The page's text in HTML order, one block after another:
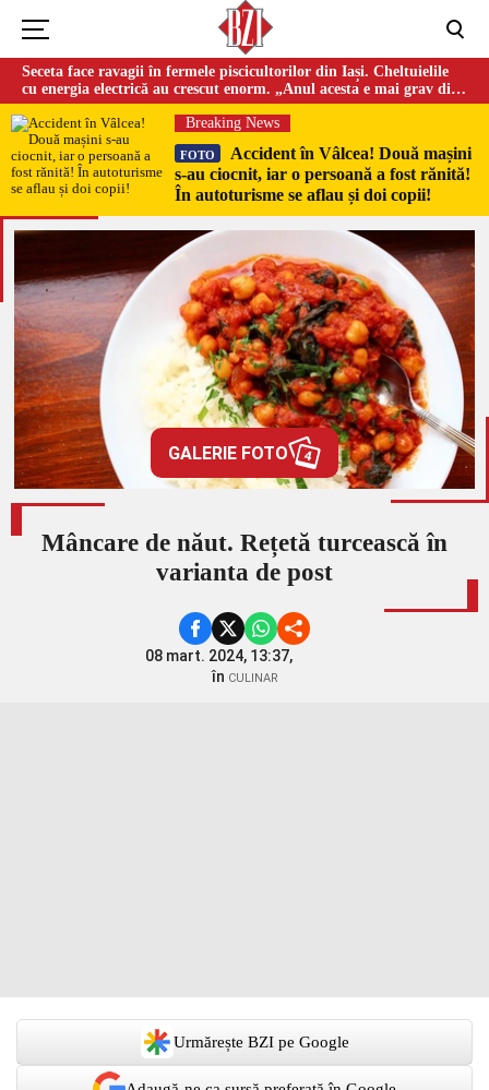
Seceta face ravagii în fermele piscicultorilor din Iași. Cheltuielile
cu energia electrică au crescut enorm. „Anul acesta e mai grav din
cauza temperaturilor foarte mari”
Breaking News
FOTO
Accident în Vâlcea! Două mașini
s-au ciocnit, iar o persoană a fost rănită!
În autoturisme se aflau și doi copii!
GALERIE FOTO 4
Mâncare de năut. Rețetă turcească în
varianta de post
08 mart. 2024, 13:37,
în CULINAR
Urmărește BZI pe Google